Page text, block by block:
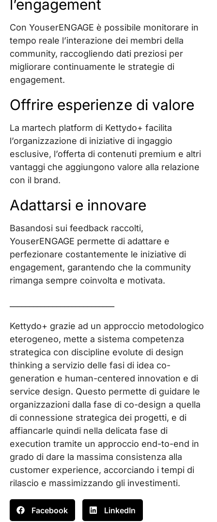
l’engagement
Con YouserENGAGE è possibile monitorare in
tempo reale l’interazione dei membri della
community, raccogliendo dati preziosi per
migliorare continuamente le strategie di
engagement.
Offrire esperienze di valore
La martech platform di Kettydo+ facilita
l’organizzazione di iniziative di ingaggio
esclusive, l’offerta di contenuti premium e altri
vantaggi che aggiungono valore alla relazione
con il brand.
Adattarsi e innovare
Basandosi sui feedback raccolti,
YouserENGAGE permette di adattare e
perfezionare costantemente le iniziative di
engagement, garantendo che la community
rimanga sempre coinvolta e motivata.
Kettydo+ grazie ad un approccio metodologico
eterogeneo, mette a sistema competenza
strategica con discipline evolute di design
thinking a servizio delle fasi di idea co-
generation e human-centered innovation e di
service design. Questo permette di guidare le
organizzazioni dalla fase di co-design a quella
di connessione strategica dei progetti, e di
affiancarle quindi nella delicata fase di
execution tramite un approccio end-to-end in
grado di dare la massima consistenza alla
customer experience, accorciando i tempi di
rilascio e massimizzando gli investimenti.
Facebook LinkedIn